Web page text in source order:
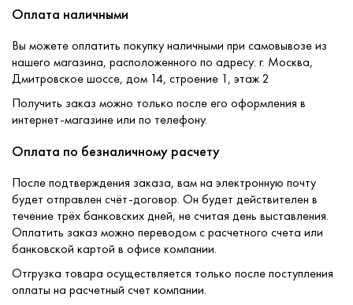
Оплата наличными
Вы можете оплатить покупку наличными при самовывозе из
нашего магазина, расположенного по адресу: г. Москва,
Дмитровское шоссе, дом 14, строение 1, этаж 2
Получить заказ можно только после его оформления в
интернет-магазине или по телефону.
Оплата по безналичному расчету
После подтверждения заказа, вам на электронную почту
будет отправлен счёт-договор. Он будет действителен в
течение трёх банковских дней, не считая день выставления.
Оплатить заказ можно переводом с расчетного счета или
банковской картой в офисе компании.
Отгрузка товара осуществляется только после поступления
оплаты на расчетный счет компании.